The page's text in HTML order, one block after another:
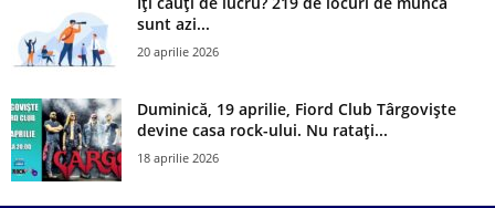
sunt azi...
20 aprilie 2026
Duminică, 19 aprilie, Fiord Club Târgoviște
devine casa rock-ului. Nu ratați...
18 aprilie 2026